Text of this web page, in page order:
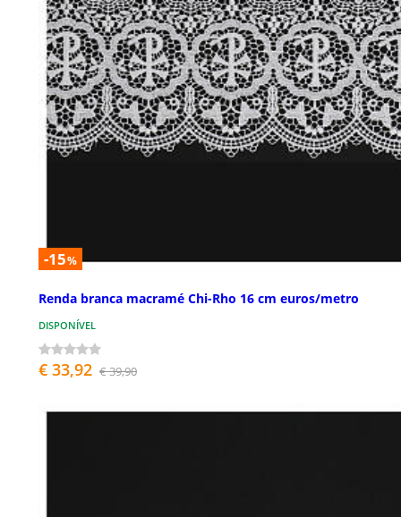
-15%
Renda branca macramé Chi-Rho 16 cm euros/metro
DISPONÍVEL
€ 33,92 € 39,90